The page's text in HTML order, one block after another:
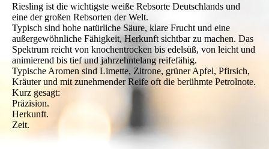
Riesling ist die wichtigste weiße Rebsorte Deutschlands und
eine der großen Rebsorten der Welt.
Typisch sind hohe natürliche Säure, klare Frucht und eine
außergewöhnliche Fähigkeit, Herkunft sichtbar zu machen. Das
Spektrum reicht von knochentrocken bis edelsüß, von leicht und
animierend bis tief und jahrzehntelang reifefähig.
Typische Aromen sind Limette, Zitrone, grüner Apfel, Pfirsich,
Kräuter und mit zunehmender Reife oft die berühmte Petrolnote.
Kurz gesagt:
Präzision.
Herkunft.
Zeit.